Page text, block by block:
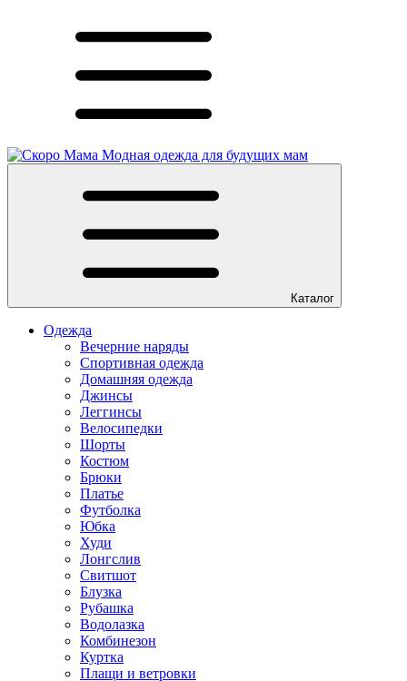
Модная одежда для будущих мам
Каталог
Одежда
Вечерние наряды
Спортивная одежда
Домашняя одежда
Джинсы
Леггинсы
Велосипедки
Шорты
Костюм
Брюки
Платье
Футболка
Юбка
Худи
Лонгслив
Свитшот
Блузка
Рубашка
Водолазка
Комбинезон
Куртка
Плащи и ветровки